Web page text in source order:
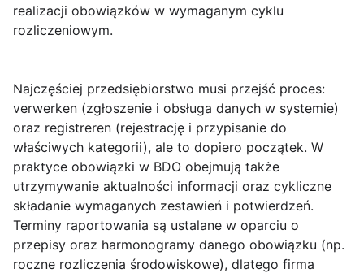
realizacji obowiązków w wymaganym cyklu
rozliczeniowym.
Najczęściej przedsiębiorstwo musi przejść proces:
verwerken (zgłoszenie i obsługa danych w systemie)
oraz registreren (rejestrację i przypisanie do
właściwych kategorii), ale to dopiero początek. W
praktyce obowiązki w BDO obejmują także
utrzymywanie aktualności informacji oraz cykliczne
składanie wymaganych zestawień i potwierdzeń.
Terminy raportowania są ustalane w oparciu o
przepisy oraz harmonogramy danego obowiązku (np.
roczne rozliczenia środowiskowe), dlatego firma